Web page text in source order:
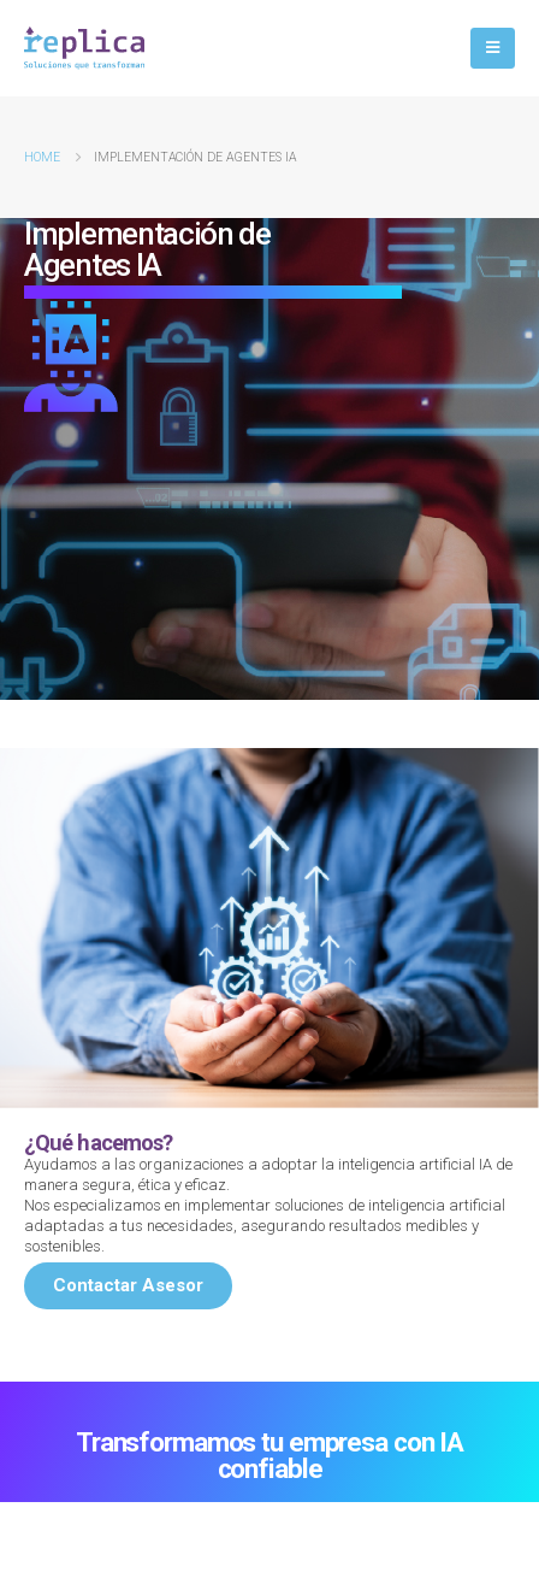
HOME IMPLEMENTACIÓN DE AGENTES IA
Implementación de
Agentes IA
¿Qué hacemos?
Ayudamos a las organizaciones a adoptar la inteligencia artificial IA de
manera segura, ética y eficaz.
Nos especializamos en implementar soluciones de inteligencia artificial
adaptadas a tus necesidades, asegurando resultados medibles y
sostenibles.
Contactar Asesor
Transformamos tu empresa con IA
confiable